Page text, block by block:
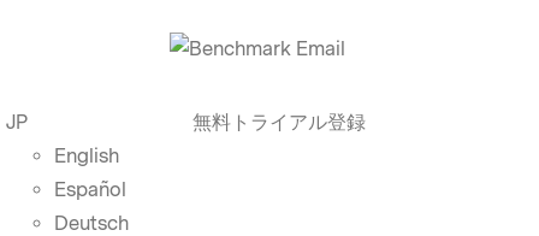
JP
English
Español
Deutsch
無料トライアル登録